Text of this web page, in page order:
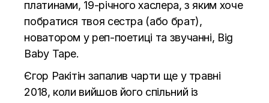
платинами, 19-річного хаслера, з яким хоче
побратися твоя сестра (або брат),
новатором у реп-поетиці та звучанні, Big
Baby Tape.
Єгор Ракітін запалив чарти ще у травні
2018, коли вийшов його спільний із